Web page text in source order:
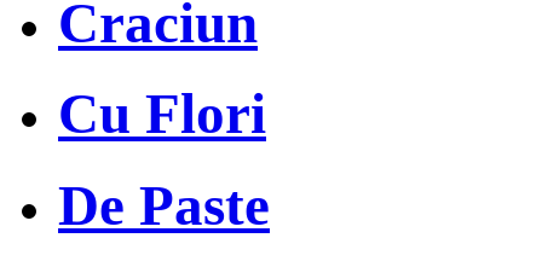
Craciun
Cu Flori
De Paste